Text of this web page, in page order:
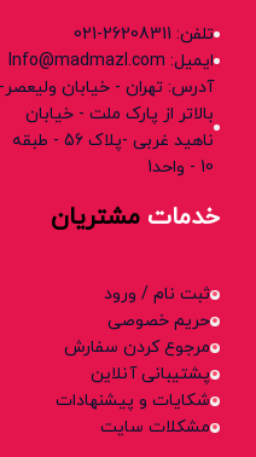
تلفن: 26208311-021
ایمیل: Info@madmazl.com
آدرس: تهران - خیابان ولیعصر-
بالاتر از پارک ملت - خیابان
ناهید غربی -پلاک 56 - طبقه
10 - واحد1
خدمات مشتریان
ثبت نام / ورود
حریم خصوصی
مرجوع کردن سفارش
پشتیبانی آنلاین
شکایات و پیشنهادات
مشکلات سایت